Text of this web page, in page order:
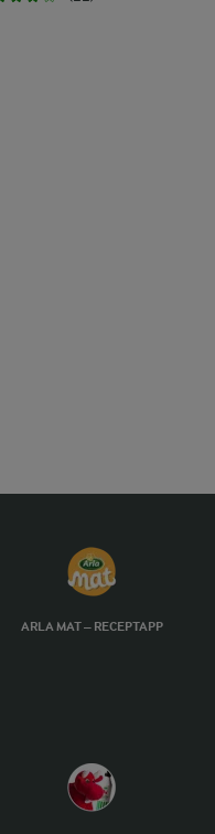
ARLA MAT – RECEPTAPP